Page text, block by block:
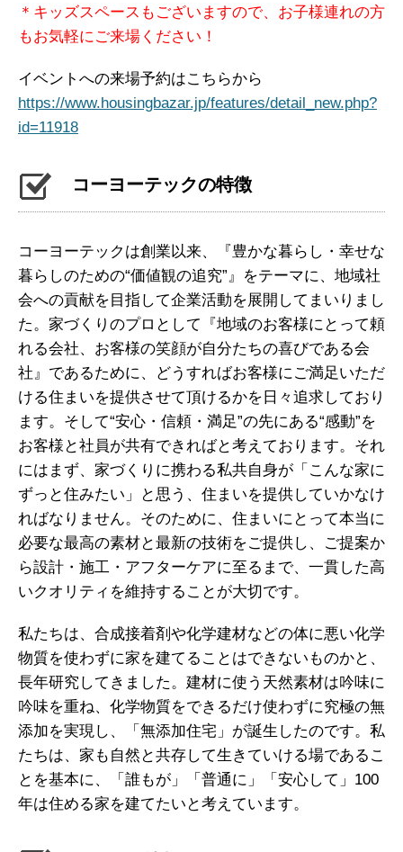
＊キッズスペースもございますので、お子様連れの方
もお気軽にご来場ください！
イベントへの来場予約はこちらから
https://www.housingbazar.jp/features/detail_new.php?
id=11918
コーヨーテックの特徴
コーヨーテックは創業以来、『豊かな暮らし・幸せな
暮らしのための“価値観の追究”』をテーマに、地域社
会への貢献を目指して企業活動を展開してまいりまし
た。家づくりのプロとして『地域のお客様にとって頼
れる会社、お客様の笑顔が自分たちの喜びである会
社』であるために、どうすればお客様にご満足いただ
ける住まいを提供させて頂けるかを日々追求しており
ます。そして“安心・信頼・満足”の先にある“感動”を
お客様と社員が共有できればと考えております。それ
にはまず、家づくりに携わる私共自身が「こんな家に
ずっと住みたい」と思う、住まいを提供していかなけ
ればなりません。そのために、住まいにとって本当に
必要な最高の素材と最新の技術をご提供し、ご提案か
ら設計・施工・アフターケアに至るまで、一貫した高
いクオリティを維持することが大切です。
私たちは、合成接着剤や化学建材などの体に悪い化学
物質を使わずに家を建てることはできないものかと、
長年研究してきました。建材に使う天然素材は吟味に
吟味を重ね、化学物質をできるだけ使わずに究極の無
添加を実現し、「無添加住宅」が誕生したのです。私
たちは、家も自然と共存して生きていける場であるこ
とを基本に、「誰もが」「普通に」「安心して」100
年は住める家を建てたいと考えています。